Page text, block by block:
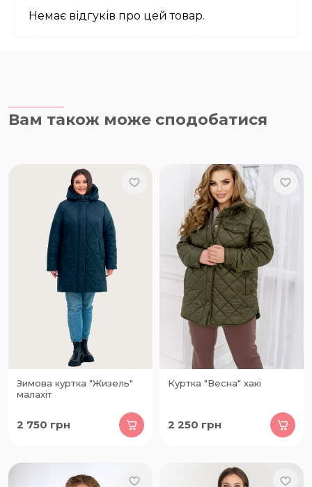
Немає відгуків про цей товар.
Вам також може сподобатися
Зимова куртка "Жизель"
малахіт
2 750 грн
Куртка "Весна" хакі
2 250 грн